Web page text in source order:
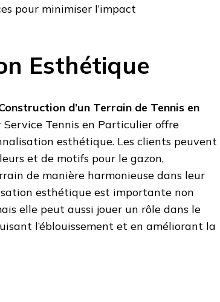
pour minimiser l’impact
Esthétique
d’un Terrain de Tennis en
Service Tennis en Particulier offre
esthétique. Les clients peuvent
et de motifs pour le gazon,
de manière harmonieuse dans leur
esthétique est importante non
elle peut aussi jouer un rôle dans le
l’éblouissement et en améliorant la